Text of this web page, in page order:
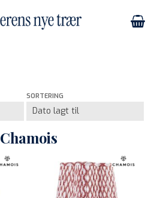
SORTERING
Chamois